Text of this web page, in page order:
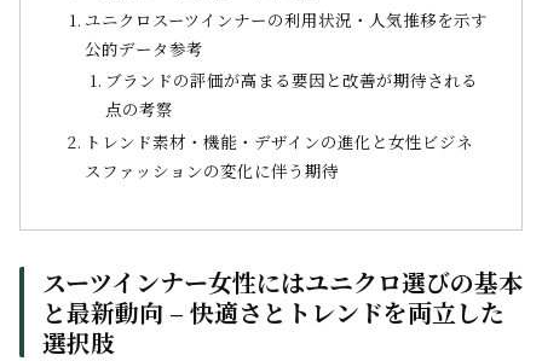
ユニクロスーツインナーの利用状況・人気推移を示す
公的データ参考
ブランドの評価が高まる要因と改善が期待される
点の考察
トレンド素材・機能・デザインの進化と女性ビジネ
スファッションの変化に伴う期待
スーツインナー女性にはユニクロ選びの基本
と最新動向 – 快適さとトレンドを両立した
選択肢